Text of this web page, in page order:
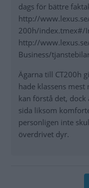
dags för bättre
http://
200h/index.tmex#/
http://
Business/
Ägarna till CT200h
hade klassens
kan förstå det,
sida liksom
personligen inte
överdrivet dyr.